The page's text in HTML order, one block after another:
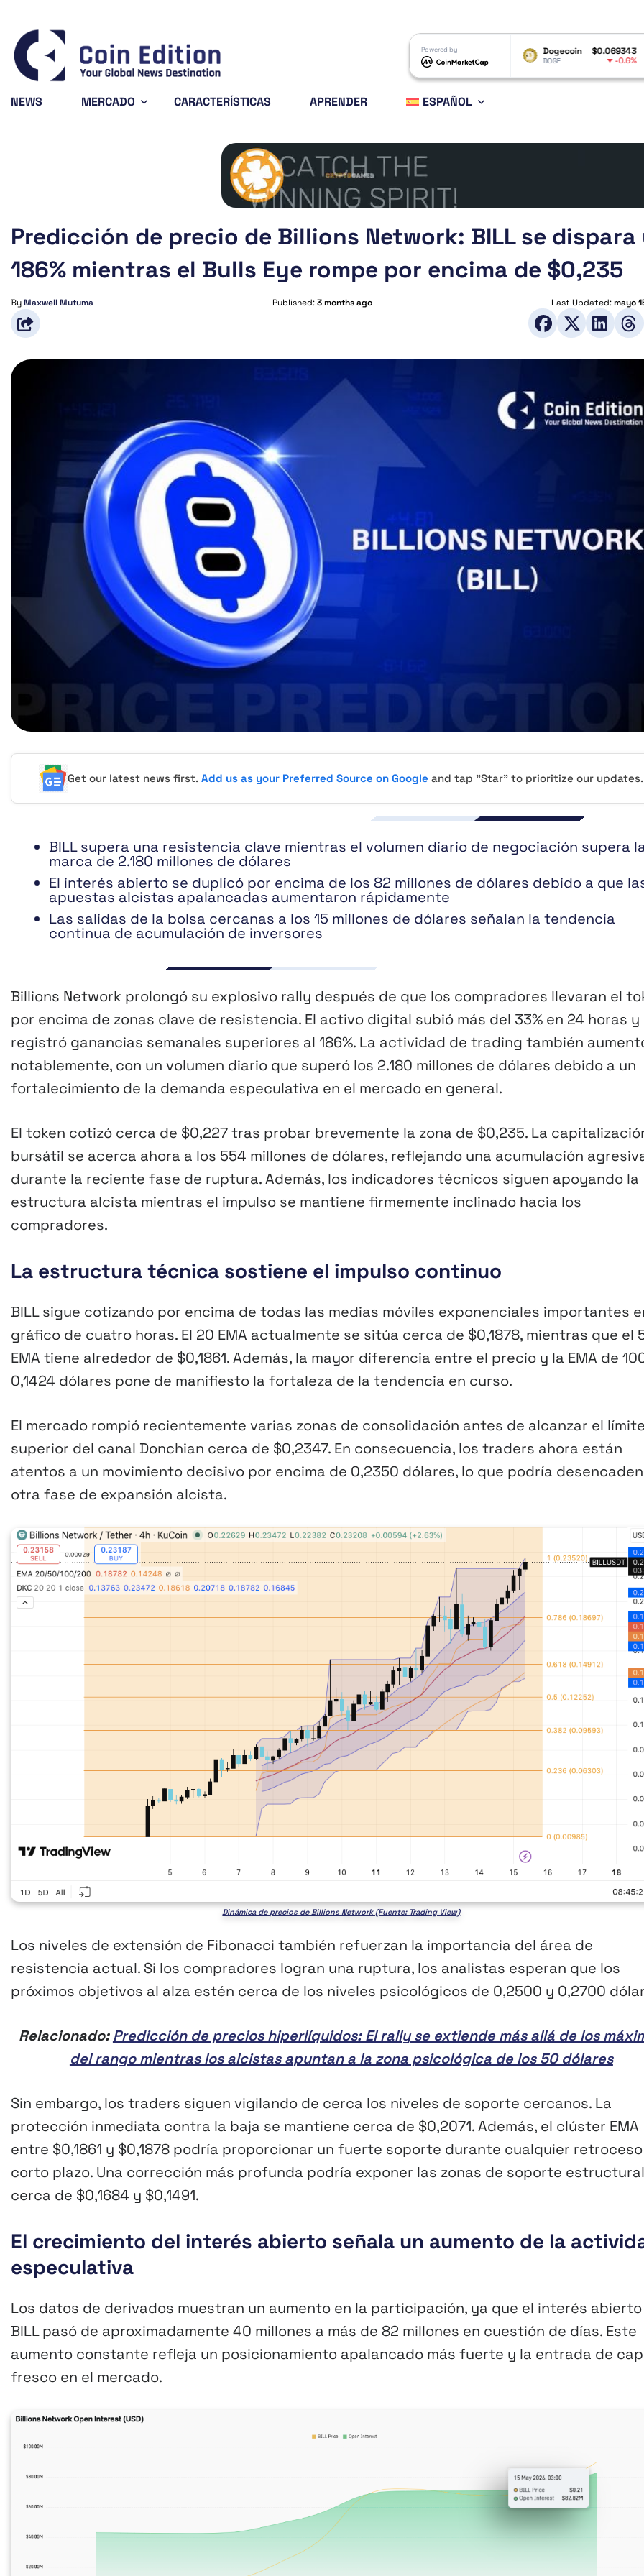
Powered by
Bitcoin
BTC
$0.069343
DOGE -0.6% ETH
NEWS MERCADO CARACTERÍSTICAS APRENDER ESPAÑOL
Predicción de precio de Billions Network: BILL se dispara
186% mientras el Bulls Eye rompe por encima de $0,235
ByMaxwell Mutuma Published:3 months ago Last Updated:mayo
Get our latest news first.Add us as your Preferred Source on Google and tap "Star" to prioritize our updates.
BILL supera una resistencia clave mientras el volumen diario de negociación supera
marca de 2.180 millones de dólares
El interés abierto se duplicó por encima de los 82 millones de dólares debido a que
apuestas alcistas apalancadas aumentaron rápidamente
Las salidas de la bolsa cercanas a los 15 millones de dólares señalan la tendencia
continua de acumulación de inversores
Billions Network prolongó su explosivo rally después de que los compradores llevaran el
por encima de zonas clave de resistencia. El activo digital subió más del 33% en 24 horas y
registró ganancias semanales superiores al 186%. La actividad de trading también
notablemente, con un volumen diario que superó los 2.180 millones de dólares debido a un
fortalecimiento de la demanda especulativa en el mercado en general.
El token cotizó cerca de $0,227 tras probar brevemente la zona de $0,235. La
bursátil se acerca ahora a los 554 millones de dólares, reflejando una acumulación
durante la reciente fase de ruptura. Además, los indicadores técnicos siguen apoyando la
estructura alcista mientras el impulso se mantiene firmemente inclinado hacia los
compradores.
La estructura técnica sostiene el impulso continuo
BILL sigue cotizando por encima de todas las medias móviles exponenciales importantes
gráfico de cuatro horas. El 20 EMA actualmente se sitúa cerca de $0,1878, mientras que el
EMA tiene alrededor de $0,1861. Además, la mayor diferencia entre el precio y la EMA de
0,1424 dólares pone de manifiesto la fortaleza de la tendencia en curso.
El mercado rompió recientemente varias zonas de consolidación antes de alcanzar el límite
superior del canal Donchian cerca de $0,2347. En consecuencia, los traders ahora están
atentos a un movimiento decisivo por encima de 0,2350 dólares, lo que podría
otra fase de expansión alcista.
Dinámica de precios de Billions Network (Fuente: Trading View)
Los niveles de extensión de Fibonacci también refuerzan la importancia del área de
resistencia actual. Si los compradores logran una ruptura, los analistas esperan que los
próximos objetivos al alza estén cerca de los niveles psicológicos de 0,2500 y 0,2700
Relacionado:Predicción de precios hiperlíquidos: El rally se extiende más allá de los
del rango mientras los alcistas apuntan a la zona psicológica de los 50 dólares
Sin embargo, los traders siguen vigilando de cerca los niveles de soporte cercanos. La
protección inmediata contra la baja se mantiene cerca de $0,2071. Además, el clúster EMA
entre $0,1861 y $0,1878 podría proporcionar un fuerte soporte durante cualquier
corto plazo. Una corrección más profunda podría exponer las zonas de soporte estructural
cerca de $0,1684 y $0,1491.
El crecimiento del interés abierto señala un aumento de la
especulativa
Los datos de derivados muestran un aumento en la participación, ya que el interés
BILL pasó de aproximadamente 40 millones a más de 82 millones en cuestión de días. Este
aumento constante refleja un posicionamiento apalancado más fuerte y la entrada de
fresco en el mercado.